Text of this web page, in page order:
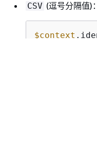
CSV (逗号分隔值)：
$context